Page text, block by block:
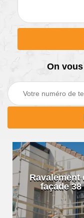
On
Ravalement
façade 38